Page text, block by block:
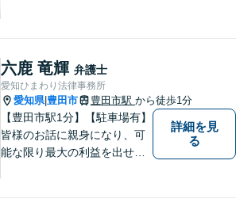
ださい
六鹿 竜輝 弁護士
愛知ひまわり法律事務所
愛知県| 豊田市 豊田市駅 から徒歩1分
【豊田市駅1分】【駐車場有】
皆様のお話に親身になり、可
能な限り最大の利益を出せる
詳細を見
る